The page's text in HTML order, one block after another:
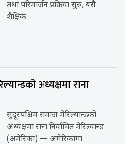
तथा परिमार्जन प्रक्रिया सुरु, यसै
शैक्षिक
अध्यक्षमा राना
सुदूरपश्चिम समाज मेरिल्यान्डको
अध्यक्षमा राना निर्वाचित मेरिल्यान्ड
(अमेरिका) — अमेरिकामा